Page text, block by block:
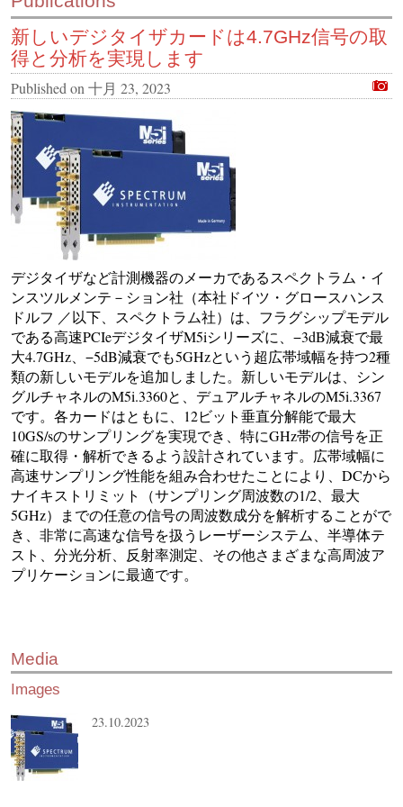
新しいデジタイザカードは4.7GHz信号の取
得と分析を実現します
Published on 十月 23, 2023
デジタイザなど計測機器のメーカであるスペクトラム・イ
ンスツルメンテ－ション社（本社ドイツ・グロースハンス
ドルフ ／以下、スペクトラム社）は、フラグシップモデル
である高速PCIeデジタイザM5iシリーズに、−3dB減衰で最
大4.7GHz、−5dB減衰でも5GHzという超広帯域幅を持つ2種
類の新しいモデルを追加しました。新しいモデルは、シン
グルチャネルのM5i.3360と、デュアルチャネルのM5i.3367
です。各カードはともに、12ビット垂直分解能で最大
10GS/sのサンプリングを実現でき、特にGHz帯の信号を正
確に取得・解析できるよう設計されています。広帯域幅に
高速サンプリング性能を組み合わせたことにより、DCから
ナイキストリミット（サンプリング周波数の1/2、最大
5GHz）までの任意の信号の周波数成分を解析することがで
き、非常に高速な信号を扱うレーザーシステム、半導体テ
スト、分光分析、反射率測定、その他さまざまな高周波ア
プリケーションに最適です。
Media
Images
23.10.2023